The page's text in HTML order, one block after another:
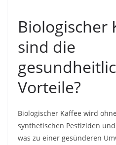
Biologischer
sind die
Vorteile?
Biologischer Kaffee wird
synthetischen Pestiziden
was zu einer gesünderen